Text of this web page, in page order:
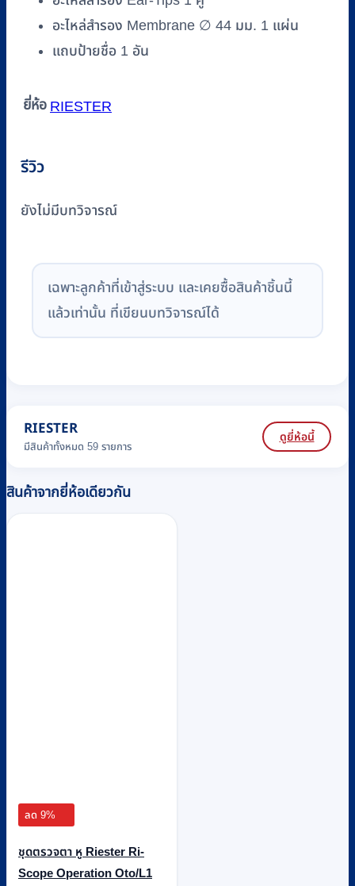
อะไหล่สำรอง Membrane ∅ 44 มม. 1 แผ่น
แถบป้ายชื่อ 1 อัน
ยี่ห้อ RIESTER
รีวิว
ยังไม่มีบทวิจารณ์
เฉพาะลูกค้าที่เข้าสู่ระบบ และเคยซื้อสินค้าชิ้นนี้
แล้วเท่านั้น ที่เขียนบทวิจารณ์ได้
RIESTER
มีสินค้าทั้งหมด 59 รายการ
ดูยี่ห้อนี้
สินค้าจากยี่ห้อเดียวกัน
ลด 9%
ชุดตรวจตา หู Riester Ri-
Scope Operation Oto/L1